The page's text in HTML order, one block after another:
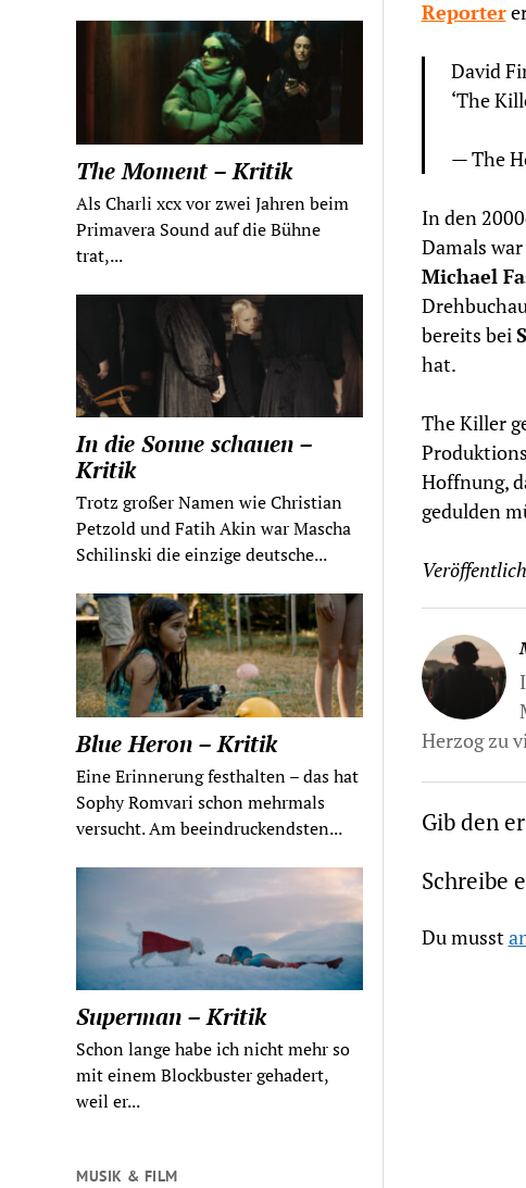
The Moment – Kritik
Als Charli xcx vor zwei Jahren beim
Primavera Sound auf die Bühne
trat,...
In die Sonne schauen –
Kritik
Trotz großer Namen wie Christian
Petzold und Fatih Akin war Mascha
Schilinski die einzige deutsche...
Blue Heron – Kritik
Eine Erinnerung festhalten – das hat
Sophy Romvari schon mehrmals
versucht. Am beeindruckendsten...
Superman – Kritik
Schon lange habe ich nicht mehr so
mit einem Blockbuster gehadert,
weil er...
MUSIK & FILM
Reporter
David
‘The
— The
In den
Damals war
Michael
bereits bei
hat.
The Killer
Hoffnung,
gedulden
Herzog zu
Gib den
Schreibe
Du musst